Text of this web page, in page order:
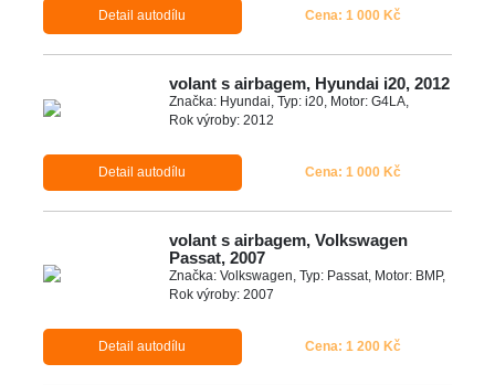
Detail autodílu Cena: 1 000 Kč
volant s airbagem, Hyundai i20, 2012
Značka: Hyundai, Typ: i20, Motor: G4LA,
Rok výroby: 2012
Detail autodílu Cena: 1 000 Kč
volant s airbagem, Volkswagen
Passat, 2007
Značka: Volkswagen, Typ: Passat, Motor: BMP,
Rok výroby: 2007
Detail autodílu Cena: 1 200 Kč